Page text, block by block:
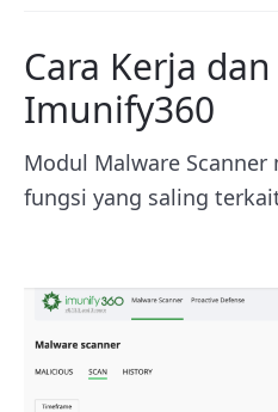
Cara Kerja
Imunify360
Modul Malware
fungsi yang saling